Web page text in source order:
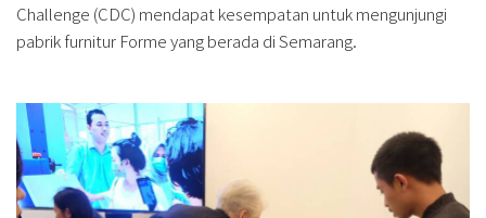
Challenge (CDC) mendapat kesempatan untuk mengunjungi
pabrik furnitur Forme yang berada di Semarang.